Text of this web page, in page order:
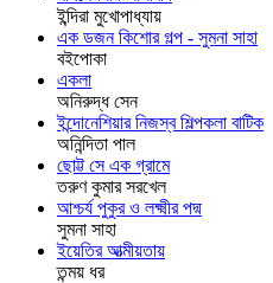
ইন্দিরা মুখোপাধ্যায়
এক ডজন কিশোর গল্প - সুমনা সাহা
বইপোকা
একলা
অনিরুদ্ধ সেন
ইন্দোনেশিয়ার নিজস্ব শিল্পকলা বাটিক
অনিন্দিতা পাল
ছোট্ট সে এক গ্রামে
তরুণ কুমার সরখেল
আশ্চর্য পুকুর ও লক্ষ্মীর পদ্ম
সুমনা সাহা
ইয়েতির আত্মীয়তায়
তন্ময় ধর